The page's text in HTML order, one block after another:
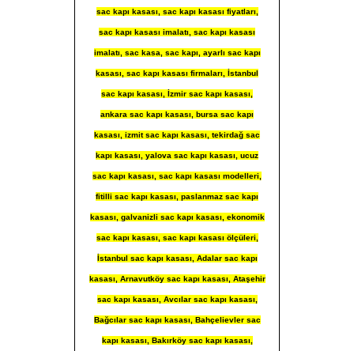
sac kapı kasası, sac kapı kasası fiyatları,
sac kapı kasası imalatı, sac kapı kasası
imalatı, sac kasa, sac kapı, ayarlı sac kapı
kasası, sac kapı kasası firmaları, İstanbul
sac kapı kasası, İzmir sac kapı kasası,
ankara sac kapı kasası, bursa sac kapı
kasası, izmit sac kapı kasası, tekirdağ sac
kapı kasası, yalova sac kapı kasası, ucuz
sac kapı kasası, sac kapı kasası modelleri,
fitilli sac kapı kasası, paslanmaz sac kapı
kasası, galvanizli sac kapı kasası, ekonomik
sac kapı kasası, sac kapı kasası ölçüleri,
İstanbul sac kapı kasası, Adalar sac kapı
kasası, Arnavutköy sac kapı kasası, Ataşehir
sac kapı kasası, Avcılar sac kapı kasası,
Bağcılar sac kapı kasası, Bahçelievler sac
kapı kasası, Bakırköy sac kapı kasası,